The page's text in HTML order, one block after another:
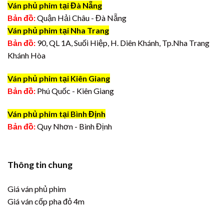
Ván phủ phim tại Đà Nẵng
Bản đồ:Quận Hải Châu - Đà Nẵng
Ván phủ phim tại Nha Trang
Bản đồ: 90, QL 1A, Suối Hiệp, H. Diên Khánh, Tp.Nha Trang
Khánh Hòa
Ván phủ phim tại Kiên Giang
Bản đồ: Phú Quốc - Kiên Giang
Ván phủ phim tại Bình Định
Bản đồ:Quy Nhơn - Bình Định
Thông tin chung
Giá ván phủ phim
Giá ván cốp pha đỏ 4m